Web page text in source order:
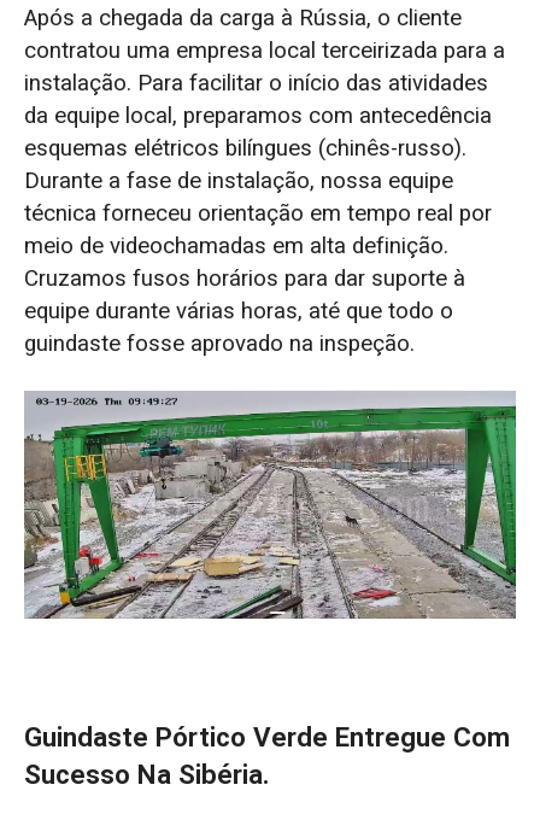
Após a chegada da carga à Rússia, o cliente
contratou uma empresa local terceirizada para a
instalação. Para facilitar o início das atividades
da equipe local, preparamos com antecedência
esquemas elétricos bilíngues (chinês-russo).
Durante a fase de instalação, nossa equipe
técnica forneceu orientação em tempo real por
meio de videochamadas em alta definição.
Cruzamos fusos horários para dar suporte à
equipe durante várias horas, até que todo o
guindaste fosse aprovado na inspeção.
Guindaste Pórtico Verde Entregue Com
Sucesso Na Sibéria.